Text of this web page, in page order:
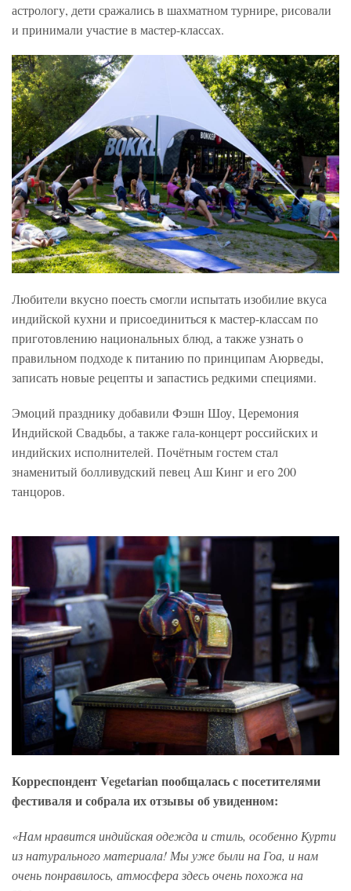
астрологу, дети сражались в шахматном турнире, рисовали
и принимали участие в мастер-классах.
Любители вкусно поесть смогли испытать изобилие вкуса
индийской кухни и присоединиться к мастер-классам по
приготовлению национальных блюд, а также узнать о
правильном подходе к питанию по принципам Аюрведы,
записать новые рецепты и запастись редкими специями.
Эмоций празднику добавили Фэшн Шоу, Церемония
Индийской Свадьбы, а также гала-концерт российских и
индийских исполнителей. Почётным гостем стал
знаменитый болливудский певец Аш Кинг и его 200
танцоров.
Корреспондент Vegetarian пообщалась с посетителями
фестиваля и собрала их отзывы об увиденном:
«Нам нравится индийская одежда и стиль, особенно Курти
из натурального материала! Мы уже были на Гоа, и нам
очень понравилось, атмосфера здесь очень похожа на